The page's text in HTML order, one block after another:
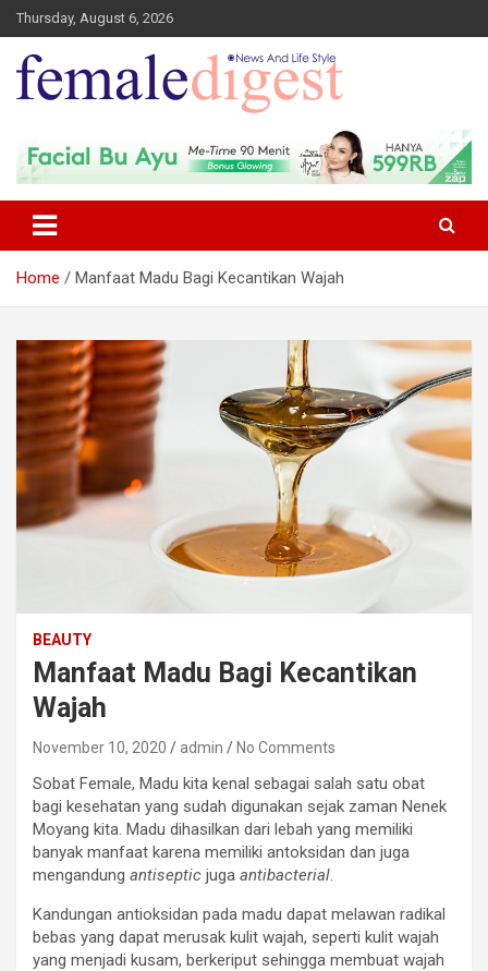
Thursday, August 6, 2026
Female Digest
Home Manfaat Madu Bagi Kecantikan Wajah
BEAUTY
Manfaat Madu Bagi Kecantikan
Wajah
November 10, 2020 admin No Comments
Sobat Female, Madu kita kenal sebagai salah satu obat
bagi kesehatan yang sudah digunakan sejak zaman Nenek
Moyang kita. Madu dihasilkan dari lebah yang memiliki
banyak manfaat karena memiliki antoksidan dan juga
mengandung antiseptic juga antibacterial.
Kandungan antioksidan pada madu dapat melawan radikal
bebas yang dapat merusak kulit wajah, seperti kulit wajah
yang menjadi kusam, berkeriput sehingga membuat wajah